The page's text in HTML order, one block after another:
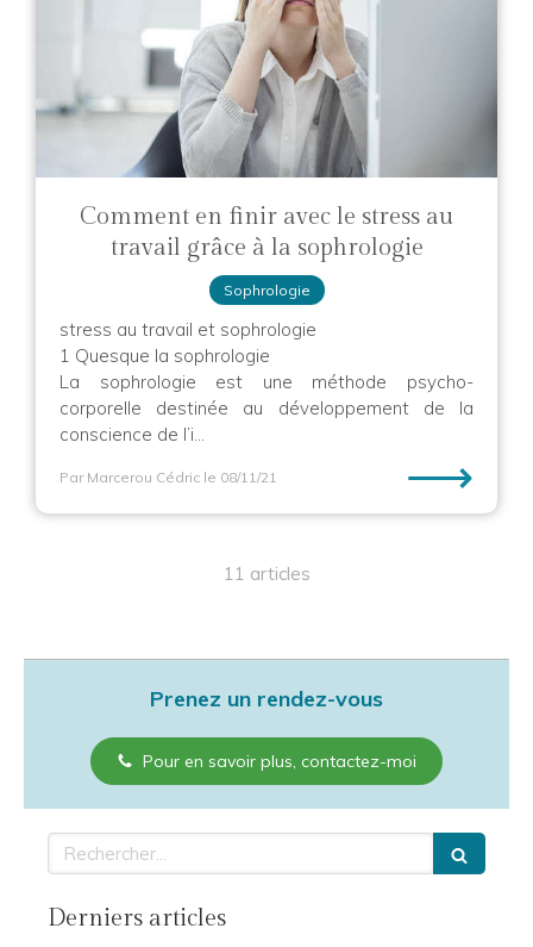
Comment en finir avec le stress au
travail grâce à la sophrologie
Sophrologie
stress au travail et sophrologie
1 Quesque la sophrologie
La sophrologie est une méthode psycho-
corporelle destinée au développement de la
conscience de l’i...
Par Marcerou Cédric le 08/11/21 ⟶
11 articles
Prenez un rendez-vous
Pour en savoir plus, contactez-moi
Rechercher
Derniers articles